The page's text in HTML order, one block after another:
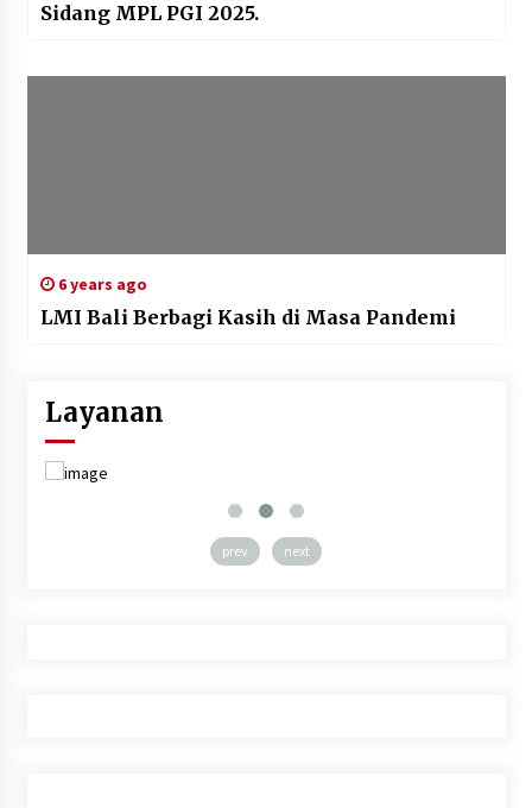
Sidang MPL PGI 2025.
6 years ago
LMI Bali Berbagi Kasih di Masa Pandemi
Layanan
prev next